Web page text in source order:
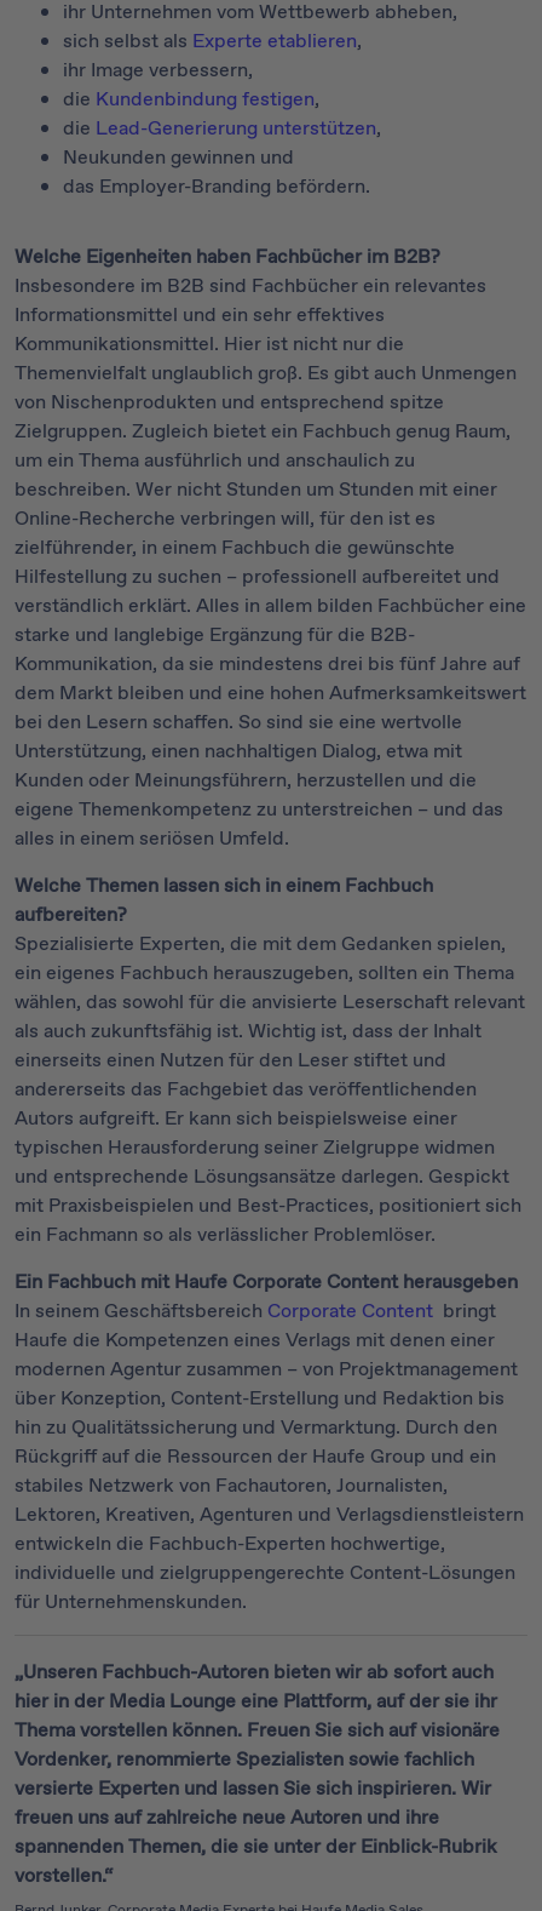
ihr Unternehmen vom Wettbewerb abheben,
sich selbst als Experte etablieren,
ihr Image verbessern,
die Kundenbindung festigen,
die Lead-Generierung unterstützen,
Neukunden gewinnen und
das Employer-Branding befördern.
Welche Eigenheiten haben Fachbücher im B2B?
Insbesondere im B2B sind Fachbücher ein relevantes
Informationsmittel und ein sehr effektives
Kommunikationsmittel. Hier ist nicht nur die
Themenvielfalt unglaublich groß. Es gibt auch Unmengen
von Nischenprodukten und entsprechend spitze
Zielgruppen. Zugleich bietet ein Fachbuch genug Raum,
um ein Thema ausführlich und anschaulich zu
beschreiben. Wer nicht Stunden um Stunden mit einer
Online-Recherche verbringen will, für den ist es
zielführender, in einem Fachbuch die gewünschte
Hilfestellung zu suchen – professionell aufbereitet und
verständlich erklärt. Alles in allem bilden Fachbücher eine
starke und langlebige Ergänzung für die B2B-
Kommunikation, da sie mindestens drei bis fünf Jahre auf
dem Markt bleiben und eine hohen Aufmerksamkeitswert
bei den Lesern schaffen. So sind sie eine wertvolle
Unterstützung, einen nachhaltigen Dialog, etwa mit
Kunden oder Meinungsführern, herzustellen und die
eigene Themenkompetenz zu unterstreichen – und das
alles in einem seriösen Umfeld.
Welche Themen lassen sich in einem Fachbuch
aufbereiten?
Spezialisierte Experten, die mit dem Gedanken spielen,
ein eigenes Fachbuch herauszugeben, sollten ein Thema
wählen, das sowohl für die anvisierte Leserschaft relevant
als auch zukunftsfähig ist. Wichtig ist, dass der Inhalt
einerseits einen Nutzen für den Leser stiftet und
andererseits das Fachgebiet das veröffentlichenden
Autors aufgreift. Er kann sich beispielsweise einer
typischen Herausforderung seiner Zielgruppe widmen
und entsprechende Lösungsansätze darlegen. Gespickt
mit Praxisbeispielen und Best-Practices, positioniert sich
ein Fachmann so als verlässlicher Problemlöser.
Ein Fachbuch mit Haufe Corporate Content herausgeben
In seinem Geschäftsbereich Corporate Content bringt
Haufe die Kompetenzen eines Verlags mit denen einer
modernen Agentur zusammen – von Projektmanagement
über Konzeption, Content-Erstellung und Redaktion bis
hin zu Qualitätssicherung und Vermarktung. Durch den
Rückgriff auf die Ressourcen der Haufe Group und ein
stabiles Netzwerk von Fachautoren, Journalisten,
Lektoren, Kreativen, Agenturen und Verlagsdienstleistern
entwickeln die Fachbuch-Experten hochwertige,
individuelle und zielgruppengerechte Content-Lösungen
für Unternehmenskunden.
„Unseren Fachbuch-Autoren bieten wir ab sofort auch
hier in der Media Lounge eine Plattform, auf der sie ihr
Thema vorstellen können. Freuen Sie sich auf visionäre
Vordenker, renommierte Spezialisten sowie fachlich
versierte Experten und lassen Sie sich inspirieren. Wir
freuen uns auf zahlreiche neue Autoren und ihre
spannenden Themen, die sie unter der Einblick-Rubrik
vorstellen.“